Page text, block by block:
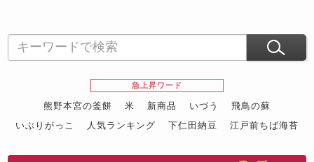
急上昇ワード
熊野本宮の釜餅 米 新商品 いづう
飛鳥の蘇
いぶりがっこ
人気ランキング 下仁田納豆
江戸前ちば海苔